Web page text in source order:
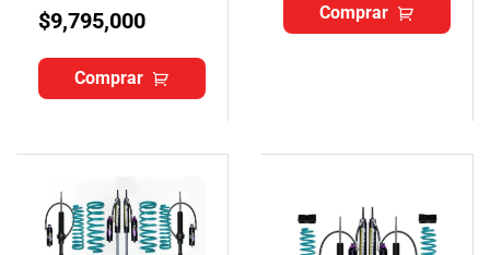
$9,795,000
Comprar
Comprar